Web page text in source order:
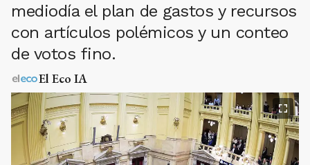
mediodía el plan de gastos y recursos
con artículos polémicos y un conteo
de votos fino.
El Eco IA